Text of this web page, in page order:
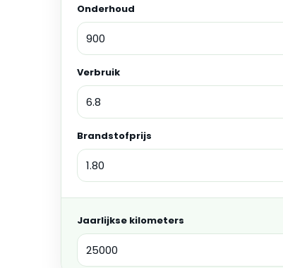
Onderhoud
Verbruik
Brandstofprijs
Jaarlijkse kilometers